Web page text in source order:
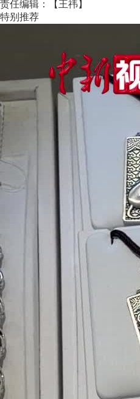
责任编辑：【王祎】
特别推荐